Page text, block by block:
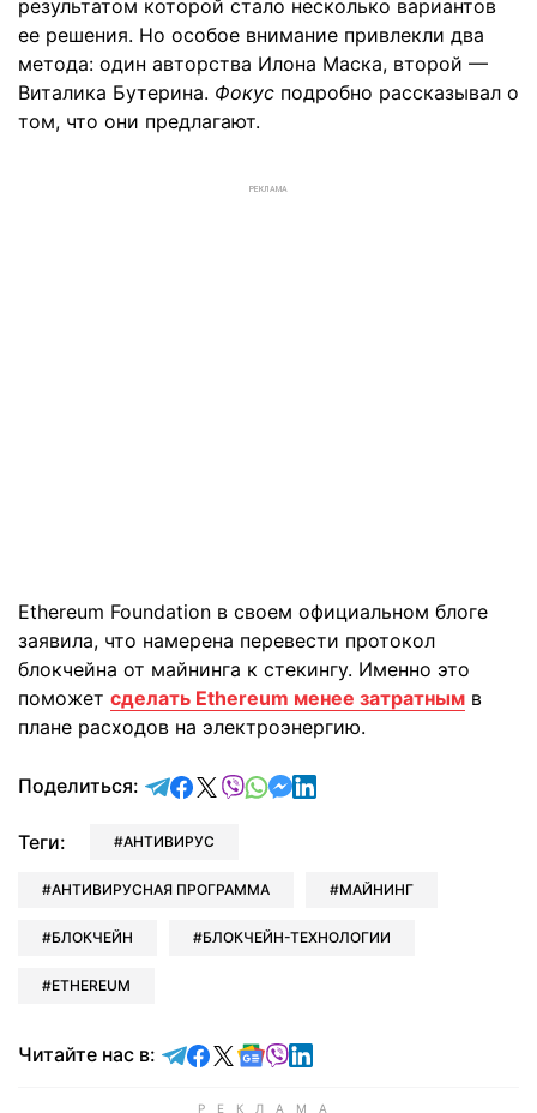
результатом которой стало несколько вариантов
ее решения. Но особое внимание привлекли два
метода: один авторства Илона Маска, второй —
Виталика Бутерина. Фокус подробно рассказывал о
том, что они предлагают.
РЕКЛАМА
Ethereum Foundation в своем официальном блоге
заявила, что намерена перевести протокол
блокчейна от майнинга к стекингу. Именно это
поможет сделать Ethereum менее затратным в
плане расходов на электроэнергию.
Поделиться: отправить в Telegram
поделиться в Facebook
поделиться в X
отправить в Viber
отправить в Whatsapp
отправить в Messenger
отправить в LinkedIn
Теги: АНТИВИРУС
АНТИВИРУСНАЯ ПРОГРАММА МАЙНИНГ
БЛОКЧЕЙН БЛОКЧЕЙН-ТЕХНОЛОГИИ
ETHEREUM
Читайте нас в: Читайте в Telegram
Читайте в Facebook
Читайте в X
Читайте в Google news
Читайте в Viber
Читайте в LinkedIn